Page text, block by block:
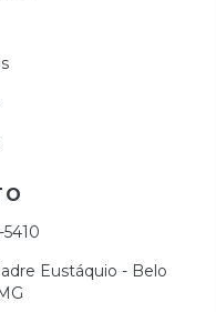
5410
Eustáquio - Belo